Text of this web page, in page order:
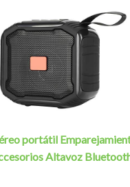
portátil
Altavoz